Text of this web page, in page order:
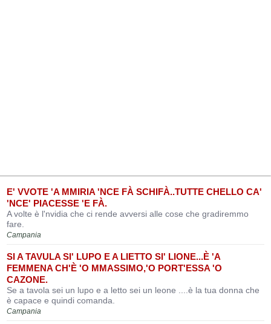
E' VVOTE 'A MMIRIA 'NCE FÀ SCHIFÀ..TUTTE CHELLO CA'
'NCE' PIACESSE 'E FÀ.
A volte è l'nvidia che ci rende avversi alle cose che gradiremmo
fare.
Campania
SI A TAVULA SI' LUPO E A LIETTO SI' LIONE...È 'A
FEMMENA CH'È 'O MMASSIMO,'O PORT'ESSA 'O
CAZONE.
Se a tavola sei un lupo e a letto sei un leone ....è la tua donna che
è capace e quindi comanda.
Campania